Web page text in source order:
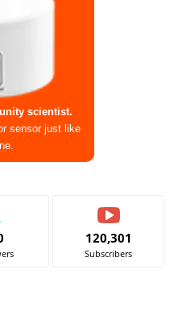
scientist.
sensor just like
120,301
Subscribers